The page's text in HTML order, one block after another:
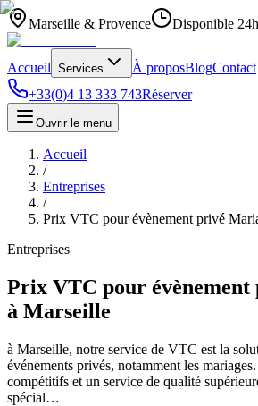
Marseille & Provence Disponible
Accueil Services À proposBlogContact
+33(0)4 13 333 743Réserver
Ouvrir le menu
Accueil
/
Entreprises
/
Prix VTC pour évènement privé
Entreprises
Prix VTC pour
à Marseille
à Marseille, notre service de VTC est la
événements privés, notamment les
compétitifs et un service de qualité
spécial…